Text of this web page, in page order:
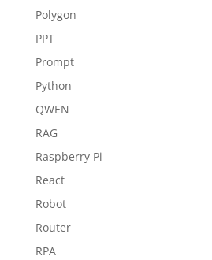
Polygon
PPT
Prompt
Python
QWEN
RAG
Raspberry Pi
React
Robot
Router
RPA